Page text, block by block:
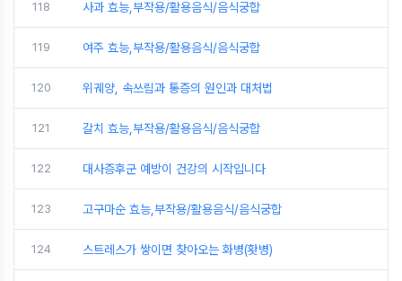
118 사과 효능,부작용/활용음식/음식궁합
119 여주 효능,부작용/활용음식/음식궁합
120 위궤양, 속쓰림과 통증의 원인과 대처법
121 갈치 효능,부작용/활용음식/음식궁합
122 대사증후군 예방이 건강의 시작입니다
123 고구마순 효능,부작용/활용음식/음식궁합
124 스트레스가 쌓이면 찾아오는 화병(홧병)